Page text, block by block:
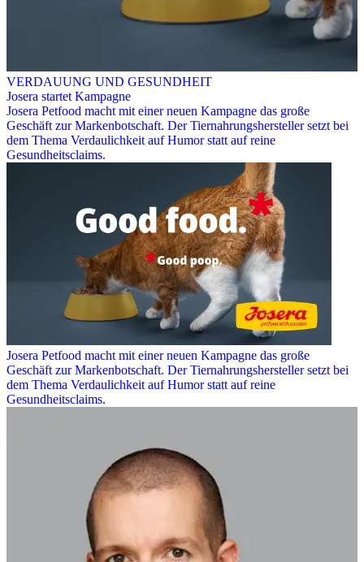
VERDAUUNG UND GESUNDHEIT
Josera startet Kampagne
Josera Petfood macht mit einer neuen Kampagne das große
Geschäft zur Markenbotschaft. Der Tiernahrungshersteller setzt bei
dem Thema Verdaulichkeit auf Humor statt auf reine
Gesundheitsclaims.
Josera Petfood macht mit einer neuen Kampagne das große
Geschäft zur Markenbotschaft. Der Tiernahrungshersteller setzt bei
dem Thema Verdaulichkeit auf Humor statt auf reine
Gesundheitsclaims.